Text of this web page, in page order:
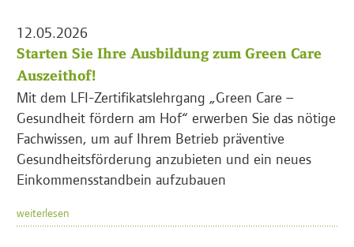
12.05.2026
Starten Sie Ihre Ausbildung zum Green Care
Auszeithof!
Mit dem LFI-Zertifikatslehrgang „Green Care –
Gesundheit fördern am Hof“ erwerben Sie das nötige
Fachwissen, um auf Ihrem Betrieb präventive
Gesundheitsförderung anzubieten und ein neues
Einkommensstandbein aufzubauen
weiterlesen